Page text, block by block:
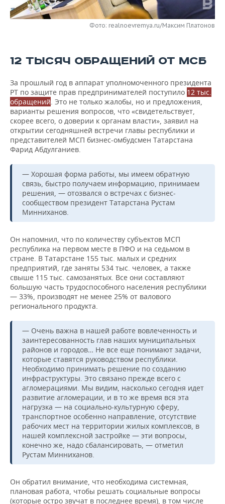
НЕФТЕХИМИЯ
РОЗНИЧНАЯ ТОРГОВЛЯ
УСЛУГИ
НОВОСТИ ТЕХНОЛОГИЙ
МЕДИА
ТЕЛЕКОММУНИКАЦИИ
МЕРОПРИЯТИЯ
ВЫЕЗДНАЯ РЕДАКЦИЯ
БИЗНЕС-БРАНЧИ
ONLINE-КОНФЕРЕНЦИИ
ОТКРЫТАЯ ЛЕКЦИЯ
НОВОСТИ СПОРТА
ФУТБОЛ
ХОККЕЙ
БАСКЕТБОЛ
КИБЕРСПОРТ
ФИГУРНОЕ КАТАНИЕ
ХОККЕЙ С МЯЧОМ
ОБЩЕСТВО
НОВОСТИ ОБЩЕСТВА
ВЛАСТЬ
ИНФРАСТРУКТУРА
КУЛЬТУРА
МЕДИЦИНА
ПРОИСШЕСТВИЯ
ФОТОГАЛЕРЕЯ
СЮЖЕТЫ
СПРАВОЧНИК
СПИСОК КОМПАНИЙ
Фото: realnoevremya.ru/Максим Платонов
12 ТЫСЯЧ ОБРАЩЕНИЙ ОТ МСБ
За прошлый год в аппарат уполномоченного президента
РТ по защите прав предпринимателей поступило 12 тыс.
обращений. Это не только жалобы, но и предложения,
варианты решения вопросов, что «свидетельствует,
скорее всего, о доверии к органам власти», заявил на
открытии сегодняшней встречи главы республики и
представителей МСП бизнес-омбудсмен Татарстана
Фарид Абдулганиев.
— Хорошая форма работы, мы имеем обратную
связь, быстро получаем информацию, принимаем
решения, — отозвался о встречах с бизнес-
сообществом президент Татарстана Рустам
Минниханов.
Он напомнил, что по количеству субъектов МСП
республика на первом месте в ПФО и на седьмом в
стране. В Татарстане 155 тыс. малых и средних
предприятий, где заняты 534 тыс. человек, а также
свыше 115 тыс. самозанятых. Все они составляют
большую часть трудоспособного населения республики
— 33%, производят не менее 25% от валового
регионального продукта.
— Очень важна в нашей работе вовлеченность и
заинтересованность глав наших муниципальных
районов и городов… Не все еще понимают задачи,
которые ставятся руководством республики.
Необходимо принимать решение по созданию
инфраструктуры. Это связано прежде всего с
агломерациями. Мы видим, насколько сегодня идет
развитие агломерации, и в то же время вся эта
нагрузка — на социально-культурную сферу,
транспортное особенно направление, отсутствие
рабочих мест на территории жилых комплексов, в
нашей комплексной застройке — эти вопросы,
конечно же, надо сбалансировать, — отметил
Рустам Минниханов.
Он обратил внимание, что необходима системная,
плановая работа, чтобы решать социальные вопросы
(которые остро звучат в последнее время), в том числе